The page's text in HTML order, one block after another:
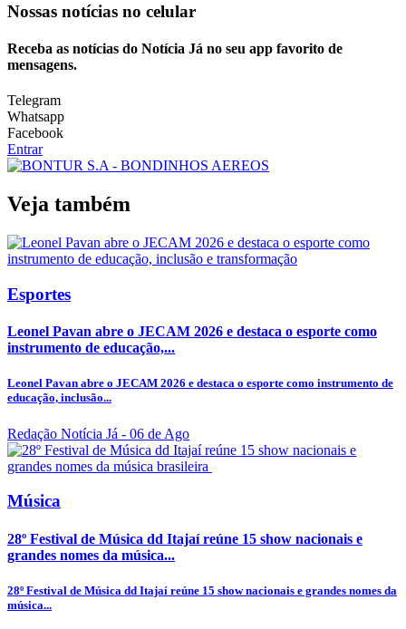
Nossas notícias no celular
Receba as notícias do Notícia Já no seu app favorito de
mensagens.
Telegram
Whatsapp
Facebook
Entrar
Veja também
Esportes
Leonel Pavan abre o JECAM 2026 e destaca o esporte como
instrumento de educação,...
Leonel Pavan abre o JECAM 2026 e destaca o esporte como instrumento de
educação, inclusão...
Redação Notícia Já - 06 de Ago
Música
28º Festival de Música dd Itajaí reúne 15 show nacionais e
grandes nomes da música...
28º Festival de Música dd Itajaí reúne 15 show nacionais e grandes nomes da
música...